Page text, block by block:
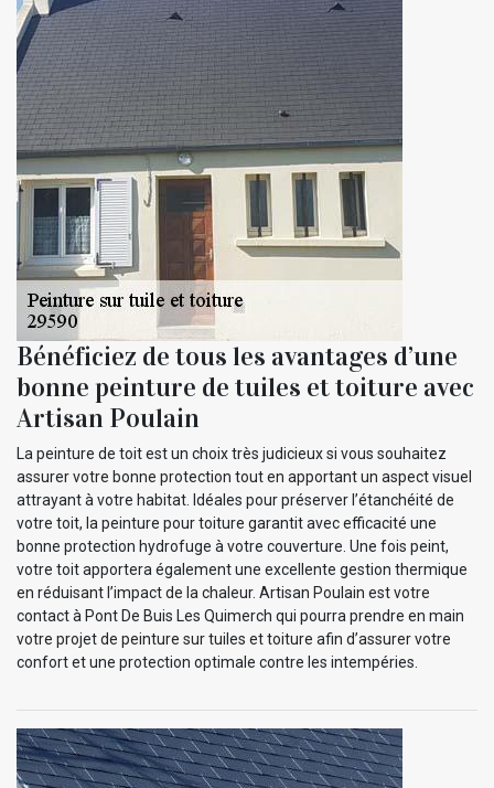
Bénéficiez de tous les avantages d’une
bonne peinture de tuiles et toiture avec
Artisan Poulain
La peinture de toit est un choix très judicieux si vous souhaitez
assurer votre bonne protection tout en apportant un aspect visuel
attrayant à votre habitat. Idéales pour préserver l’étanchéité de
votre toit, la peinture pour toiture garantit avec efficacité une
bonne protection hydrofuge à votre couverture. Une fois peint,
votre toit apportera également une excellente gestion thermique
en réduisant l’impact de la chaleur. Artisan Poulain est votre
contact à Pont De Buis Les Quimerch qui pourra prendre en main
votre projet de peinture sur tuiles et toiture afin d’assurer votre
confort et une protection optimale contre les intempéries.